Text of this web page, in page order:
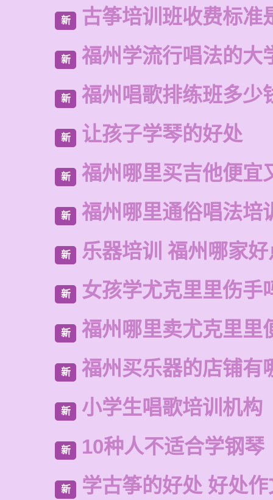
新 古筝培训班收费标准
新 福州学流行唱法的大
新 福州唱歌排练班多少
新 让孩子学琴的好处
新 福州哪里买吉他便宜
新 福州哪里通俗唱法培
新 乐器培训 福州哪家好
新 女孩学尤克里里伤手
新 福州哪里卖尤克里里
新 福州买乐器的店铺有
新 小学生唱歌培训机构
新 10种人不适合学钢琴
新 学古筝的好处 好处作